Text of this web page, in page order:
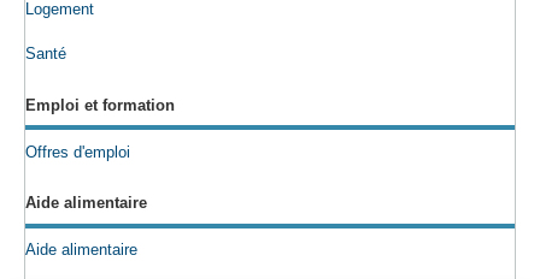
Logement
Santé
Emploi et formation
Offres d'emploi
Aide alimentaire
Aide alimentaire